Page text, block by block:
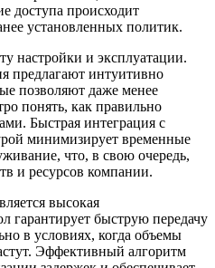
доступа происходит
установленных политик.
настройки и эксплуатации.
предлагают интуитивно
позволяют даже менее
понять, как правильно
Быстрая интеграция с
минимизирует временные
что, в свою очередь,
и ресурсов компании.
высокая
гарантирует быструю передачу
в условиях, когда объемы
Эффективный алгоритм